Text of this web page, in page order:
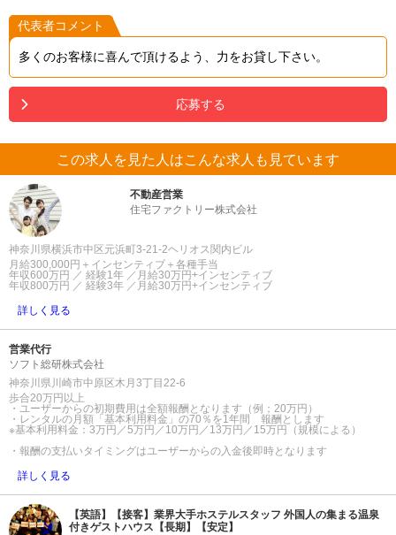
代表者コメント
多くのお客様に喜んで頂けるよう、力をお貸し下さい。
応募する
この求人を見た人はこんな求人も見ています
不動産営業
住宅ファクトリー株式会社
神奈川県横浜市中区元浜町3-21-2ヘリオス関内ビル
月給300,000円＋インセンティブ＋各種手当
年収600万円 ／ 経験1年 ／月給30万円+インセンティブ
年収800万円 ／ 経験3年 ／月給30万円+インセンティブ
詳しく見る
営業代行
ソフト総研株式会社
神奈川県川崎市中原区木月3丁目22-6
歩合20万円以上
・ユーザーからの初期費用は全額報酬となります（例；20万円）
・レンタルの月額「基本利用料金」の70％を1年間 報酬とします
※基本利用料金：3万円／5万円／10万円／13万円／15万円（規模による）
・報酬の支払いタイミングはユーザーからの入金後即時となります
詳しく見る
【英語】【接客】業界大手ホステルスタッフ 外国人の集まる温泉
付きゲストハウス【長期】【安定】